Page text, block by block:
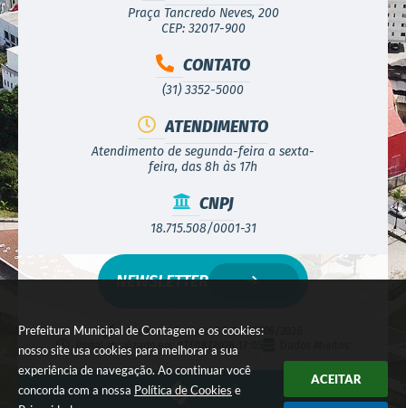
Prefeitura Municipal de Contagem e os cookies:
nosso site usa cookies para melhorar a sua
experiência de navegação. Ao continuar você
concorda com a nossa Política de Cookies e
ACEITAR
Praça Tancredo Neves, 200
CEP: 32017-900
CONTATO
(31) 3352-5000
ATENDIMENTO
Atendimento de segunda-feira a sexta-
feira, das 8h às 17h
CNPJ
18.715.508/0001-31
Versão do Sistema:3.5.3 - 19/06/2026
Portal atualizado em:
07/08/2026 17:05
NEWSLETTER